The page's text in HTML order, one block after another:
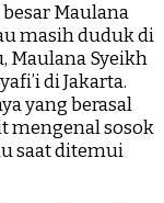
Maulana
masih duduk di
Maulana Syeikh
di Jakarta.
yang berasal
mengenal sosok
saat ditemui